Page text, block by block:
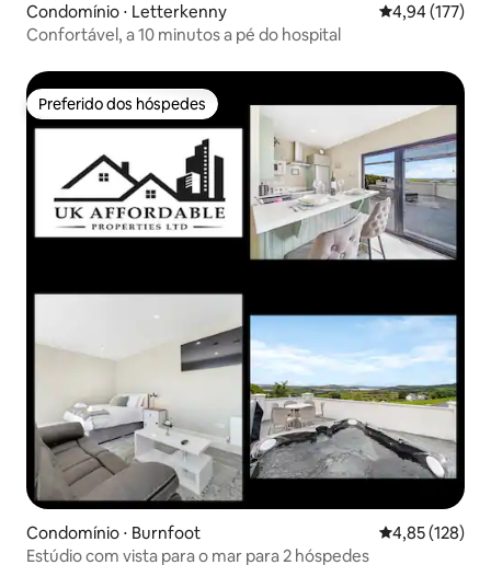
Condomínio ⋅ Letterkenny 4,94 de uma
4,94 (177)
Confortável, a 10 minutos a pé do hospital
Preferido dos hóspedes
Preferido dos hóspedes
Condomínio ⋅ Burnfoot 4,85 de uma
4,85 (128)
Estúdio com vista para o mar para 2 hóspedes